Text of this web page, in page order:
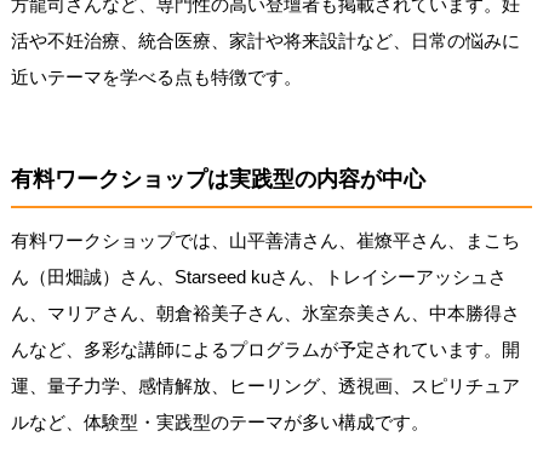
活や不妊治療、統合医療、家計や将来設計など、日常の悩みに
近いテーマを学べる点も特徴です。
有料ワークショップは実践型の内容が中心
有料ワークショップでは、山平善清さん、崔燎平さん、まこち
ん（田畑誠）さん、Starseed kuさん、トレイシーアッシュさ
ん、マリアさん、朝倉裕美子さん、氷室奈美さん、中本勝得さ
んなど、多彩な講師によるプログラムが予定されています。開
運、量子力学、感情解放、ヒーリング、透視画、スピリチュア
ルなど、体験型・実践型のテーマが多い構成です。